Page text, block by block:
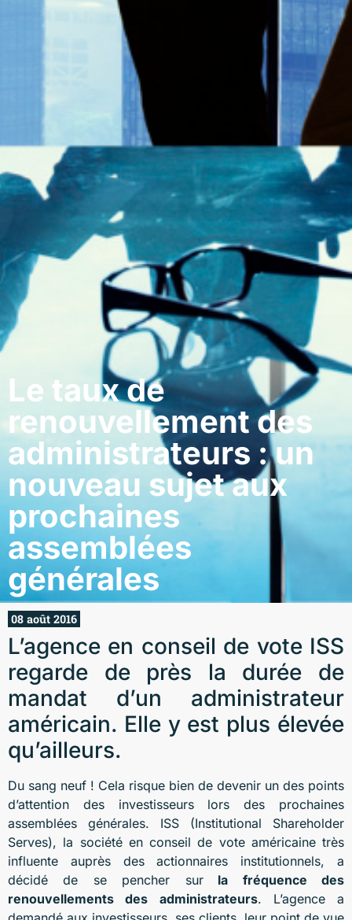
Le taux de
renouvellement des
administrateurs : un
nouveau sujet aux
prochaines
assemblées
générales
08 août 2016
L’agence en conseil de vote ISS
regarde de près la durée de
mandat d’un administrateur
américain. Elle y est plus élevée
qu’ailleurs.
Du sang neuf ! Cela risque bien de devenir un des points
d’attention des investisseurs lors des prochaines
assemblées générales. ISS (Institutional Shareholder
Serves), la société en conseil de vote américaine très
influente auprès des actionnaires institutionnels, a
décidé de se pencher surla fréquence des
renouvellements des administrateurs. L’agence a